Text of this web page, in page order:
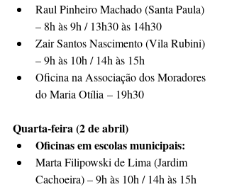
Raul Pinheiro Machado (Santa Paula)
– 8h às 9h / 13h30 às 14h30
Zair Santos Nascimento (Vila Rubini)
– 9h às 10h / 14h às 15h
Oficina na Associação dos Moradores
do Maria Otília – 19h30
Quarta-feira (2 de abril)
Oficinas em escolas municipais:
Marta Filipowski de Lima (Jardim
Cachoeira) – 9h às 10h / 14h às 15h